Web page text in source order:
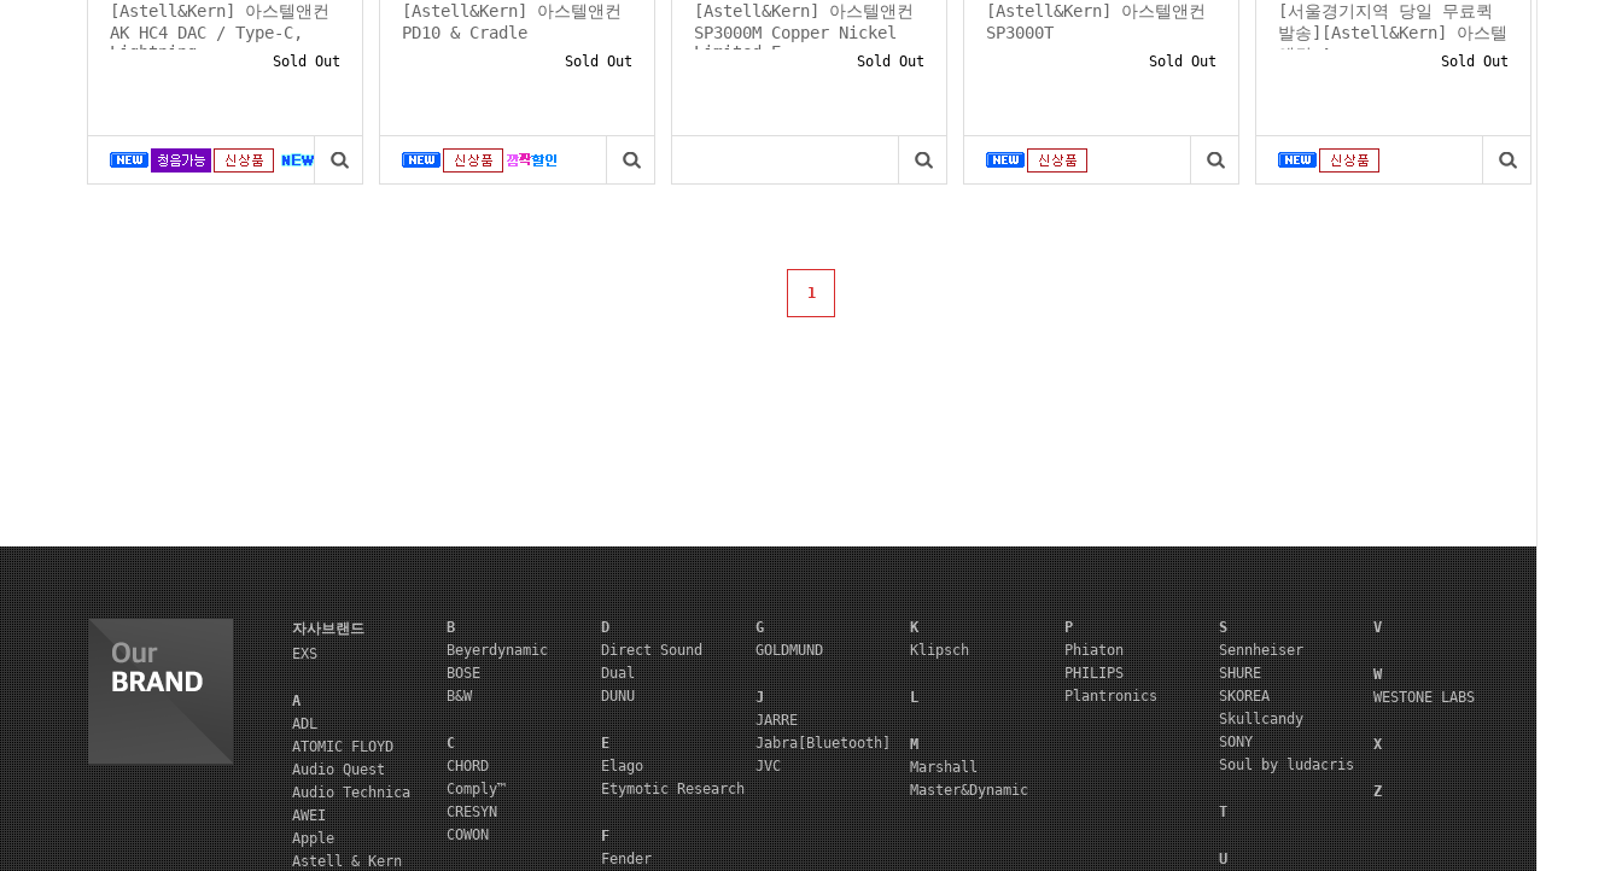
[Astell&Kern] 아스텔앤컨
AK HC4 DAC / Type-C,
Lightning...
Sold Out
[Astell&Kern] 아스텔앤컨
PD10 & Cradle
Sold Out
[Astell&Kern] 아스텔앤컨
SP3000M Copper Nickel
Limited E...
Sold Out
[Astell&Kern] 아스텔앤컨
SP3000T
Sold Out
[서울경기지역 당일 무료퀵
발송][Astell&Kern] 아스텔
앤컨 A...
Sold Out
1
자사브랜드
EXS
A
ADL
ATOMIC FLOYD
Audio Quest
Audio Technica
AWEI
Apple
Astell & Kern
B
Beyerdynamic
BOSE
B&W
C
CHORD
Comply™
CRESYN
COWON
D
Direct Sound
Dual
DUNU
E
Elago
Etymotic Research
F
Fender
G
GOLDMUND
J
JARRE
Jabra[Bluetooth]
JVC
K
Klipsch
L
M
Marshall
Master&Dynamic
P
Phiaton
PHILIPS
Plantronics
S
Sennheiser
SHURE
SKOREA
Skullcandy
SONY
Soul by ludacris
T
U
V
W
WESTONE LABS
X
Z